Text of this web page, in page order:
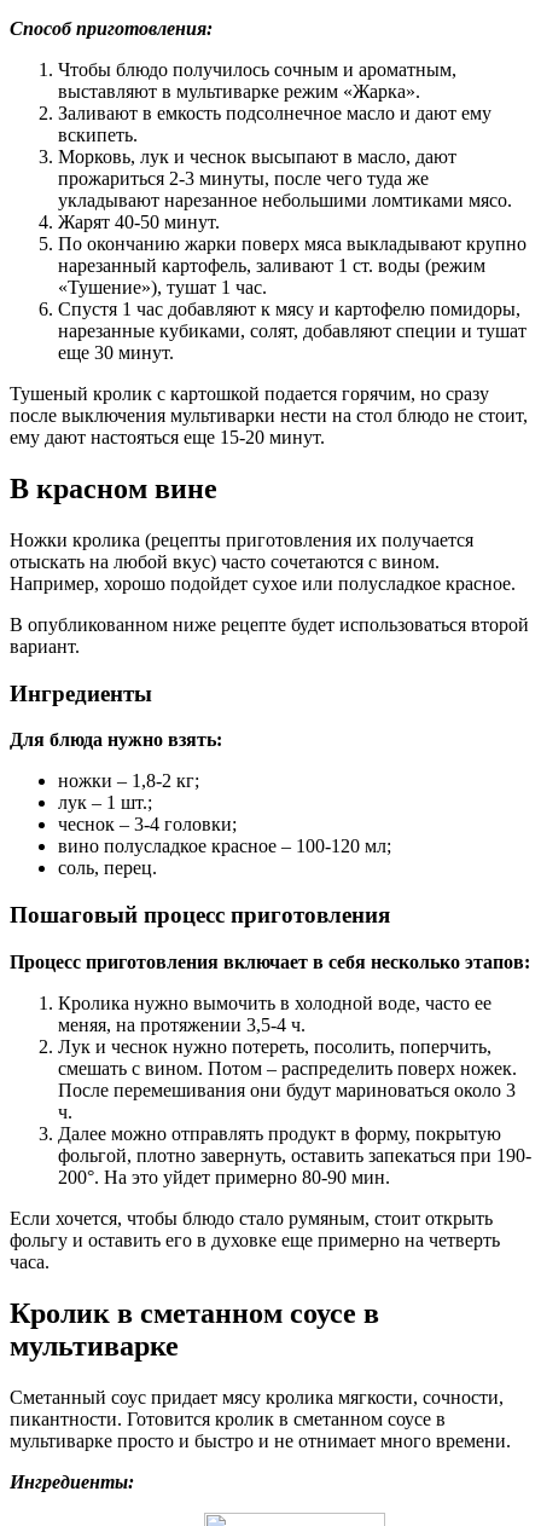
Способ приготовления:
Чтобы блюдо получилось сочным и ароматным,
выставляют в мультиварке режим «Жарка».
Заливают в емкость подсолнечное масло и дают ему
вскипеть.
Морковь, лук и чеснок высыпают в масло, дают
прожариться 2-3 минуты, после чего туда же
укладывают нарезанное небольшими ломтиками мясо.
Жарят 40-50 минут.
По окончанию жарки поверх мяса выкладывают крупно
нарезанный картофель, заливают 1 ст. воды (режим
«Тушение»), тушат 1 час.
Спустя 1 час добавляют к мясу и картофелю помидоры,
нарезанные кубиками, солят, добавляют специи и тушат
еще 30 минут.
Тушеный кролик с картошкой подается горячим, но сразу
после выключения мультиварки нести на стол блюдо не стоит,
ему дают настояться еще 15-20 минут.
В красном вине
Ножки кролика (рецепты приготовления их получается
отыскать на любой вкус) часто сочетаются с вином.
Например, хорошо подойдет сухое или полусладкое красное.
В опубликованном ниже рецепте будет использоваться второй
вариант.
Ингредиенты
Для блюда нужно взять:
ножки – 1,8-2 кг;
лук – 1 шт.;
чеснок – 3-4 головки;
вино полусладкое красное – 100-120 мл;
соль, перец.
Пошаговый процесс приготовления
Процесс приготовления включает в себя несколько этапов:
Кролика нужно вымочить в холодной воде, часто ее
меняя, на протяжении 3,5-4 ч.
Лук и чеснок нужно потереть, посолить, поперчить,
смешать с вином. Потом – распределить поверх ножек.
После перемешивания они будут мариноваться около 3
ч.
Далее можно отправлять продукт в форму, покрытую
фольгой, плотно завернуть, оставить запекаться при 190-
200°. На это уйдет примерно 80-90 мин.
Если хочется, чтобы блюдо стало румяным, стоит открыть
фольгу и оставить его в духовке еще примерно на четверть
часа.
Кролик в сметанном соусе в
мультиварке
Сметанный соус придает мясу кролика мягкости, сочности,
пикантности. Готовится кролик в сметанном соусе в
мультиварке просто и быстро и не отнимает много времени.
Ингредиенты: